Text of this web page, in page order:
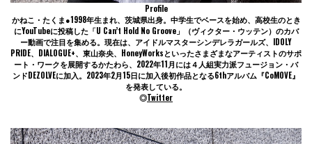
Profile
かねこ・たくま●1998年生まれ、茨城県出身。中学生でベースを始め、高校生のとき
にYouTubeに投稿した「U Can’t Hold No Groove」（ヴィクター・ウッテン）のカバ
ー動画で注目を集める。現在は、アイドルマスターシンデレラガールズ、IDOLY
PRIDE、DIALOGUE+、東山奈央、HoneyWorksといったさまざまなアーティストのサポ
ート・ワークを展開するかたわら、2022年11月には４人組実力派フュージョン・バ
ンドDEZOLVEに加入。2023年2月15日に加入後初作品となる6thアルバム『CoMOVE』
を発表している。
◎Twitter